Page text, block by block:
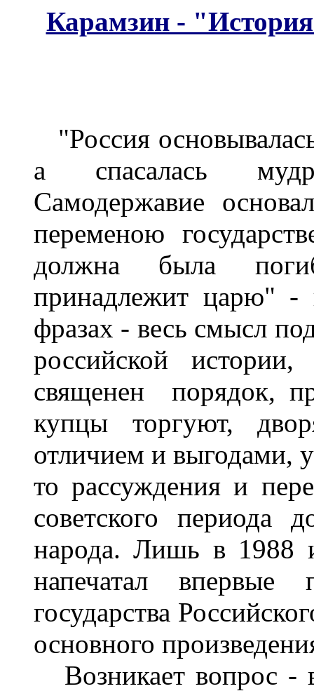
Карамзин - "История
"Россия
а спасалась
Самодержавие
переменою
должна была
принадлежит царю" -
фразах - весь смысл
российской
священен
порядок,
купцы торгуют,
отличием и выгодами,
то рассуждения и
советского периода
народа. Лишь в 1988
напечатал
государства
основного
Возникает вопрос -